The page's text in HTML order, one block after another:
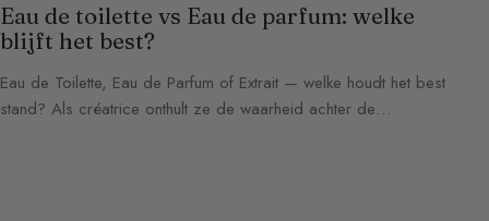
Eau de toilette vs Eau de parfum: welke
blijft het best?
Eau de Toilette, Eau de Parfum of Extrait — welke houdt het best
stand? Als créatrice onthult ze de waarheid achter de…